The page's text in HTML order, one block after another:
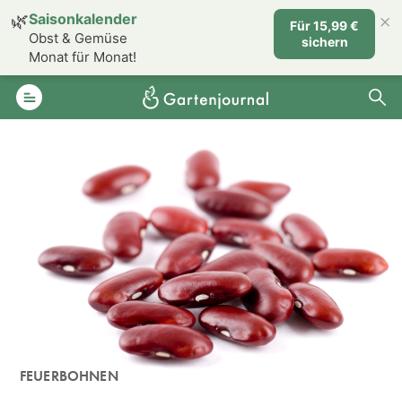
FEUERBOHNEN
🌿Saisonkalender
Obst & Gemüse
Monat für Monat!
Für 15,99 €
sichern
×